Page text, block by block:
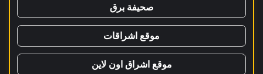
صحيفة برق
موقع اشراقات
موقع اشراق اون لاين